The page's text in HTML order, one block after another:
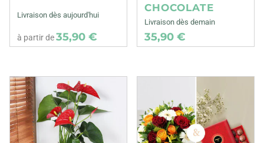
Livraison dès aujourd'hui
à partir de35,90 €
CHOCOLATE
Livraison dès demain
35,90 €